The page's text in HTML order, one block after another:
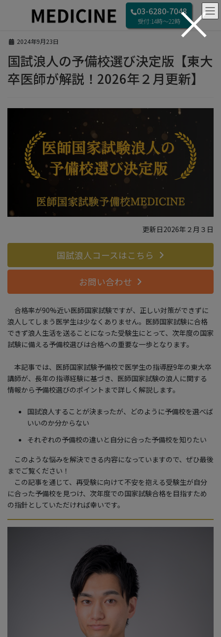
03-6280-7048
受付:14時〜22時
ブログ
国試浪人の予備校選び決定版【東大卒医師が解説！2026年２月更新】
2024年9月23日
国試浪人の予備校選び決定版【東大
卒医師が解説！2026年２月更新】
更新日2026年２月３日
国試浪人コースはこちら
お問い合わせ
合格率が90%近い医師国家試験ですが、正しい対策ができずに
浪人してしまう医学生は少なくありません。医師国家試験に合格
できず浪人生活を送ることになった受験生にとって、次年度の国家
試験に備える予備校選びは合格への重要な一歩となります。
本記事では、医師国家試験予備校で医学生の指導歴9年の東大卒
講師が、長年の指導経験に基づき、医師国家試験の浪人に関する
情報から予備校選びのポイントまで詳しく解説します。
国試浪人することが決まったが、どのように予備校を選べば
いいのか分からない
それぞれの予備校の違いと自分に合った予備校を知りたい
このような悩みを解決できる内容になっていますので、ぜひ最後
までご覧ください！
この記事を通じて、再受験に向けて不安を抱える受験生が自分
に合った予備校を見つけ、次年度での国家試験合格を目指すため
の指針としていただければ幸いです。
×